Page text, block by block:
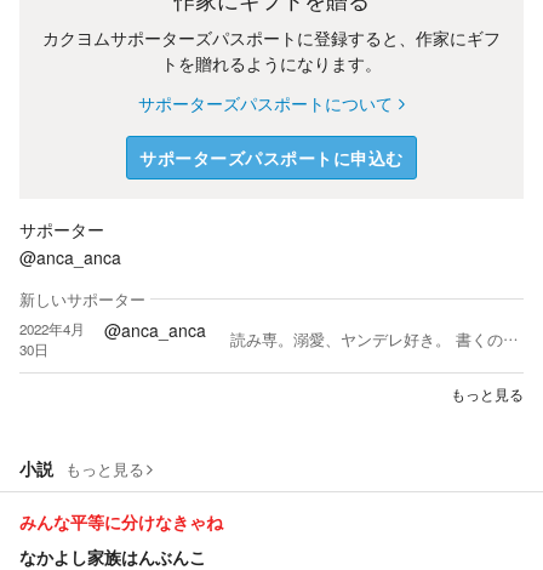
カクヨムサポーターズパスポートに登録すると、作家にギフ
トを贈れるようになります。
サポーターズパスポートについて
サポーターズパスポートに申込む
サポーター
@anca_anca
新しいサポーター
2022年4月
30日
@anca_anca 読み専。溺愛、ヤンデレ好き。 書くの苦手すぎてレビューも書けません。 大好きな気持ちは、念で送ります…。 サポーター会員やめました。 推しができたためです！ 溜まっていた贈り物を解放後終了予定です。
もっと見る
小説 もっと見る
みんな平等に分けなきゃね
なかよし家族はんぶんこ